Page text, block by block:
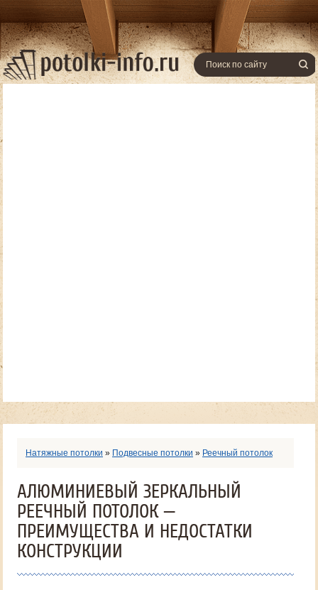
Натяжные потолки » Подвесные потолки » Реечный потолок
АЛЮМИНИЕВЫЙ ЗЕРКАЛЬНЫЙ
РЕЕЧНЫЙ ПОТОЛОК —
ПРЕИМУЩЕСТВА И НЕДОСТАТКИ
КОНСТРУКЦИИ